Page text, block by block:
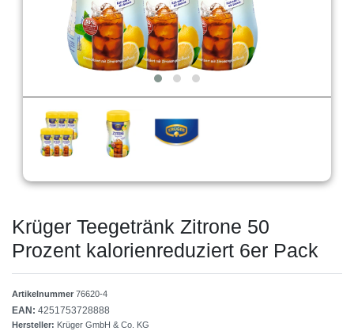
Krüger Teegetränk Zitrone 50
Prozent kalorienreduziert 6er Pack
Artikelnummer 76620-4
EAN: 4251753728888
Hersteller: Krüger GmbH & Co. KG